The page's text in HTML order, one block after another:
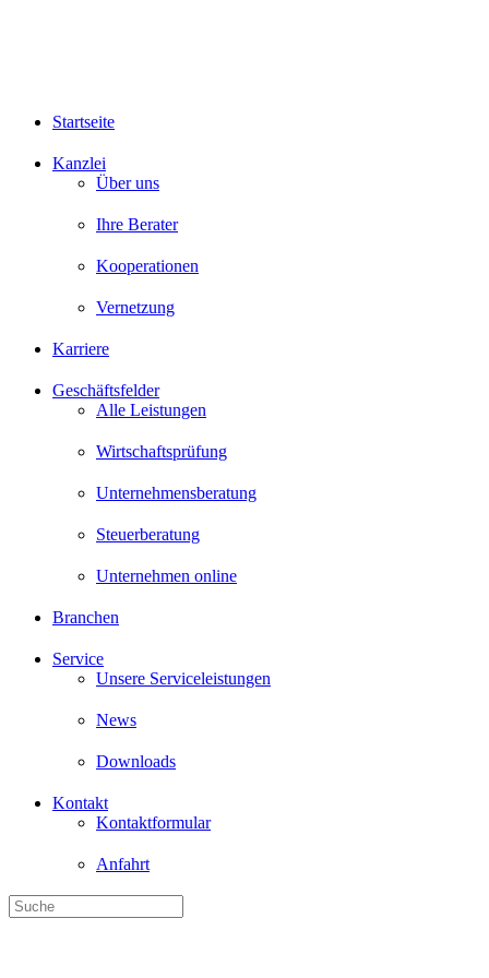
Startseite
Kanzlei
Über uns
Ihre Berater
Kooperationen
Vernetzung
Karriere
Geschäftsfelder
Alle Leistungen
Wirtschaftsprüfung
Unternehmensberatung
Steuerberatung
Unternehmen online
Branchen
Service
Unsere Serviceleistungen
News
Downloads
Kontakt
Kontaktformular
Anfahrt